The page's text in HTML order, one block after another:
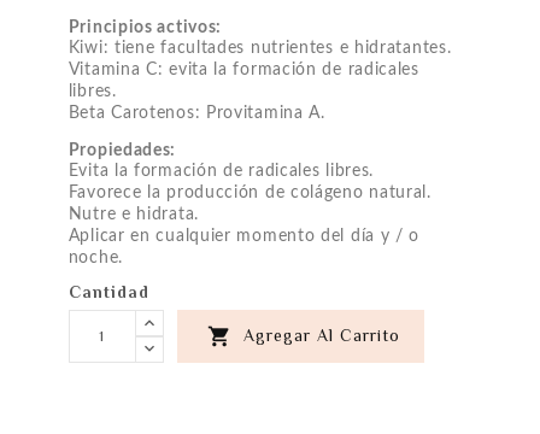
Principios activos:
Kiwi: tiene facultades nutrientes e hidratantes.
Vitamina C: evita la formación de radicales
libres.
Beta Carotenos: Provitamina A.
Propiedades:
Evita la formación de radicales libres.
Favorece la producción de colágeno natural.
Nutre e hidrata.
Aplicar en cualquier momento del día y / o
noche.
Cantidad
 Agregar Al Carrito